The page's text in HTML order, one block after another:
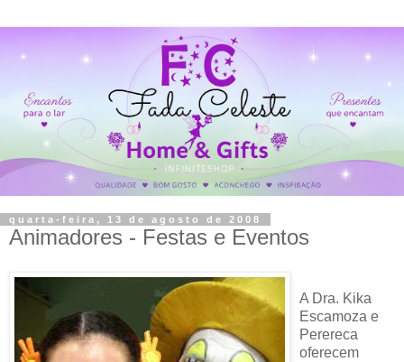
quarta-feira, 13 de agosto de 2008
Animadores - Festas e Eventos
A Dra. Kika
Escamoza e
Perereca
oferecem